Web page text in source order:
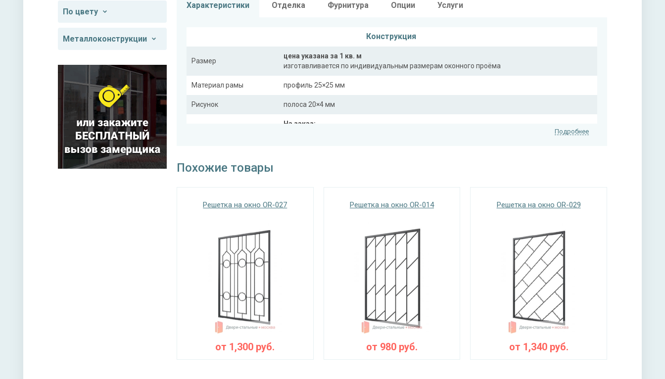
По цвету
Металлоконструкции
Характеристики Отделка Фурнитура Опции Услуги
Конструкция
Размер
цена указана за 1 кв. м
изготавливается по индивидуальным размерам оконного проёма
Материал рамы профиль 25×25 мм
Рисунок полоса 20×4 мм
На заказ:
дутая
Подробнее
Похожие товары
Решетка на окно OR-027
от 1,300 руб.
Решетка на окно OR-014
от 980руб.
Решетка на окно OR-029
от 1,340руб.